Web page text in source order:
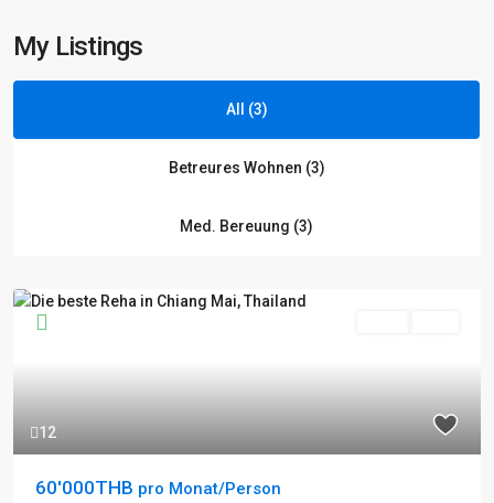
My Listings
All (3)
Betreures Wohnen (3)
Med. Bereuung (3)
12
60'000THB pro Monat/Person